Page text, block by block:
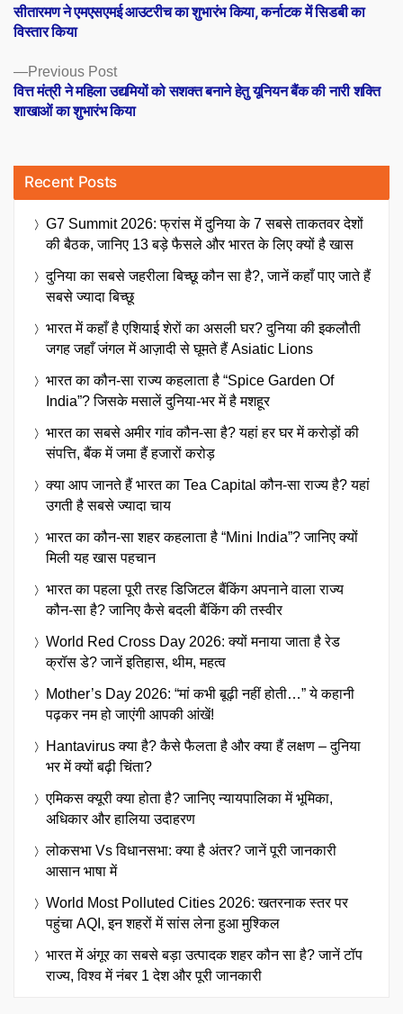
navigation
Previous PostPrevious
post:
वित्त मंत्री ने महिला उद्यमियों को सशक्त बनाने हेतु यूनियन बैंक की नारी शक्ति
शाखाओं का शुभारंभ किया
post:
सीतारमण ने एमएसएमई आउटरीच का शुभारंभ किया, कर्नाटक में सिडबी का
विस्तार किया
Recent Posts
G7 Summit 2026: फ्रांस में दुनिया के 7 सबसे ताकतवर देशों
की बैठक, जानिए 13 बड़े फैसले और भारत के लिए क्यों है खास
दुनिया का सबसे जहरीला बिच्छू कौन सा है?, जानें कहाँ पाए जाते हैं
सबसे ज्यादा बिच्छू
भारत में कहाँ है एशियाई शेरों का असली घर? दुनिया की इकलौती
जगह जहाँ जंगल में आज़ादी से घूमते हैं Asiatic Lions
भारत का कौन-सा राज्य कहलाता है “Spice Garden Of
India”? जिसके मसालें दुनिया-भर में है मशहूर
भारत का सबसे अमीर गांव कौन-सा है? यहां हर घर में करोड़ों की
संपत्ति, बैंक में जमा हैं हजारों करोड़
क्या आप जानते हैं भारत का Tea Capital कौन-सा राज्य है? यहां
उगती है सबसे ज्यादा चाय
भारत का कौन-सा शहर कहलाता है “Mini India”? जानिए क्यों
मिली यह खास पहचान
भारत का पहला पूरी तरह डिजिटल बैंकिंग अपनाने वाला राज्य
कौन-सा है? जानिए कैसे बदली बैंकिंग की तस्वीर
World Red Cross Day 2026: क्यों मनाया जाता है रेड
क्रॉस डे? जानें इतिहास, थीम, महत्व
Mother’s Day 2026: “मां कभी बूढ़ी नहीं होती…” ये कहानी
पढ़कर नम हो जाएंगी आपकी आंखें!
Hantavirus क्या है? कैसे फैलता है और क्या हैं लक्षण – दुनिया
भर में क्यों बढ़ी चिंता?
एमिकस क्यूरी क्या होता है? जानिए न्यायपालिका में भूमिका,
अधिकार और हालिया उदाहरण
लोकसभा Vs विधानसभा: क्या है अंतर? जानें पूरी जानकारी
आसान भाषा में
World Most Polluted Cities 2026: खतरनाक स्तर पर
पहुंचा AQI, इन शहरों में सांस लेना हुआ मुश्किल
भारत में अंगूर का सबसे बड़ा उत्पादक शहर कौन सा है? जानें टॉप
राज्य, विश्व में नंबर 1 देश और पूरी जानकारी